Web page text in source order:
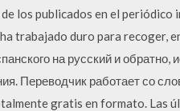
los publicados en el periódico
trabajado duro para recoger,
на русский и
Переводчик работает со
gratis en formato. Las